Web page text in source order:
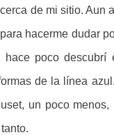
de mi sitio. Aun
hacerme dudar
poco
de la línea
un poco